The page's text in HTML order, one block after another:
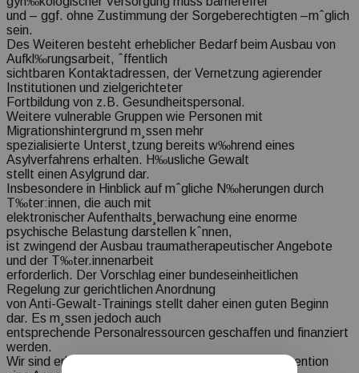
und – ggf. ohne Zustimmung der Sorgeberechtigten –mˆglich
sein.
Des Weiteren besteht erheblicher Bedarf beim Ausbau von
Aufkl‰rungsarbeit, ˆffentlich
sichtbaren Kontaktadressen, der Vernetzung agierender
Institutionen und zielgerichteter
Fortbildung von z.B. Gesundheitspersonal.
Weitere vulnerable Gruppen wie Personen mit
Migrationshintergrund m¸ssen mehr
spezialisierte Unterst¸tzung bereits w‰hrend eines
Asylverfahrens erhalten. H‰usliche Gewalt
stellt einen Asylgrund dar.
Insbesondere in Hinblick auf mˆgliche N‰herungen durch
T‰ter:innen, die auch mit
elektronischer Aufenthalts¸berwachung eine enorme
psychische Belastung darstellen kˆnnen,
ist zwingend der Ausbau traumatherapeutischer Angebote
und der T‰ter.innenarbeit
erforderlich. Der Vorschlag einer bundeseinheitlichen
Regelung zur gerichtlichen Anordnung
von Anti-Gewalt-Trainings stellt daher einen guten Beginn
dar. Es m¸ssen jedoch auch
entsprechende Personalressourcen geschaffen und finanziert
werden.
Wir sind erleichtert, dass endlich im Sinne der Pr‰vention